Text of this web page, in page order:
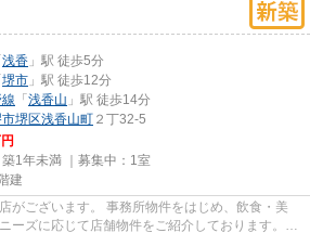
浅香 」駅 徒歩5分
堺市 」駅 徒歩12分
「浅香山 」駅 徒歩14分
堺区浅香山町 ２丁32-5
1年未満 ｜募集中： 1室
建
がございます。 事務所物件をはじめ、飲食・美
ーズに応じて店舗物件をご紹介しております。